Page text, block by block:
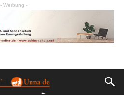
- Werbung -